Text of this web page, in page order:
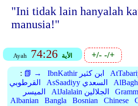
"Ini tidak lain hanyalah
manusia!"
Ayah 74:26 الأية +/--/+
: 📗 → IbnKathir ابن كثير
القرطوبي
AsSaadiyy السعدي
الميسر
AlJalalain الجلالين
Albanian
Bangla Bosnian Chinese